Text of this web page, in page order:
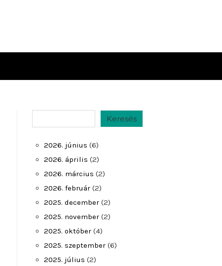
Keresés
2026. június (6)
2026. április (2)
2026. március (2)
2026. február (2)
2025. december (2)
2025. november (2)
2025. október (4)
2025. szeptember (6)
2025. július (2)